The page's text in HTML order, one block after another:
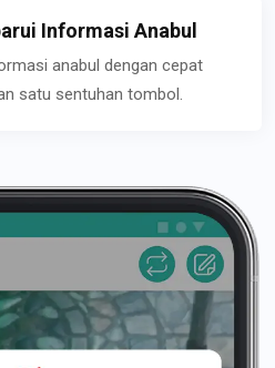
Informasi Anabul
anabul dengan cepat
satu sentuhan tombol.